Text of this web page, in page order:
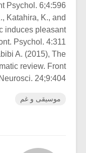
Psychol. 6;4:596.
Katahira, K., and
induces pleasant
Psychol. 4:311.
A. (2015), The
review. Front
24;9:404.
موسیقی و غم